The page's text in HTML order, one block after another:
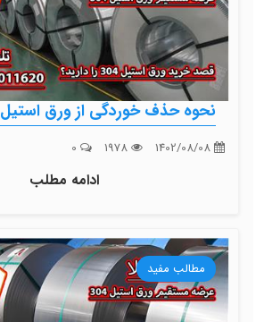
نحوه حذف خوردگی از ورق استیل
ادامه مطلب
مطالب مفید